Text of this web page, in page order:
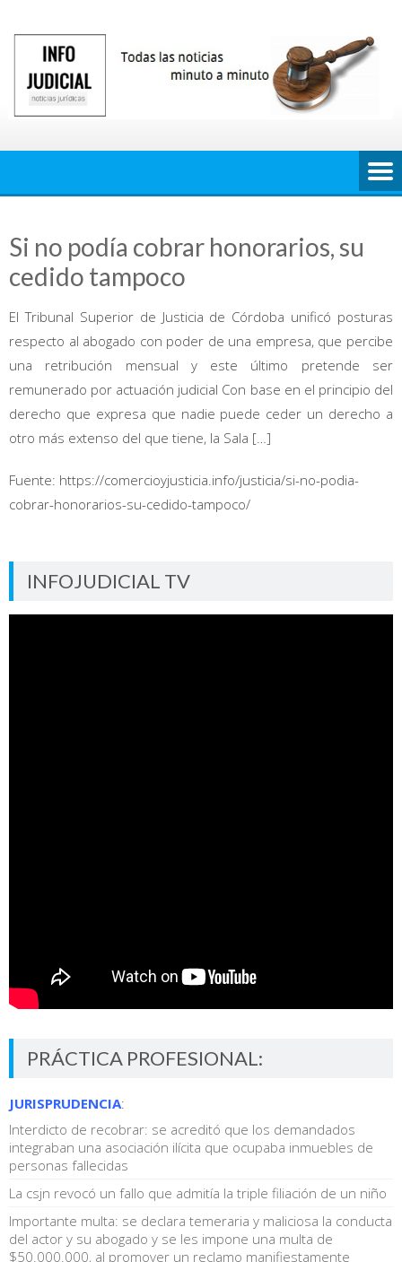
contenido
Si no podía cobrar honorarios, su
cedido tampoco
El Tribunal Superior de Justicia de Córdoba unificó posturas
respecto al abogado con poder de una empresa, que percibe
una retribución mensual y este último pretende ser
remunerado por actuación judicial Con base en el principio del
derecho que expresa que nadie puede ceder un derecho a
otro más extenso del que tiene, la Sala […]
Fuente: https://comercioyjusticia.info/justicia/si-no-podia-
cobrar-honorarios-su-cedido-tampoco/
INFOJUDICIAL TV
PRÁCTICA PROFESIONAL:
JURISPRUDENCIA:
Interdicto de recobrar: se acreditó que los demandados
integraban una asociación ilícita que ocupaba inmuebles de
personas fallecidas
La csjn revocó un fallo que admitía la triple filiación de un niño
Importante multa: se declara temeraria y maliciosa la conducta
del actor y su abogado y se les impone una multa de
$50.000.000, al promover un reclamo manifiestamente